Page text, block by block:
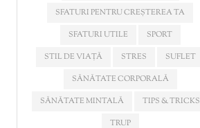
SFATURI PENTRU CREȘTEREA TA
SFATURI UTILE
SPORT
STIL DE VIAȚĂ
STRES
SUFLET
SĂNĂTATE CORPORALĂ
SĂNĂTATE MINTALĂ
TIPS & TRICKS
TRUP